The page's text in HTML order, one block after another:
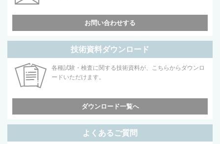
お問い合わせする
技術資料ダウンロード
各種試験・検査に関する技術資料が、こちらからダウンロ
ードいただけます。
ダウンロード一覧へ
よくあるご質問